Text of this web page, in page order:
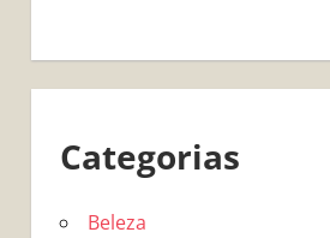
Categorias
Beleza